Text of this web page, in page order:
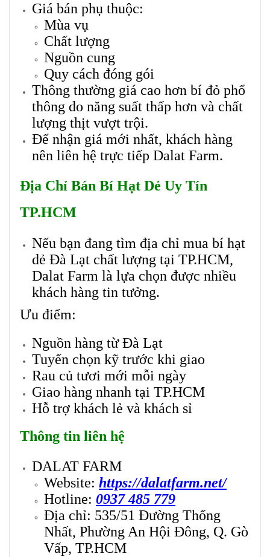
Giá bán phụ thuộc:
Mùa vụ
Chất lượng
Nguồn cung
Quy cách đóng gói
Thông thường giá cao hơn bí đỏ phổ
thông do năng suất thấp hơn và chất
lượng thịt vượt trội.
Để nhận giá mới nhất, khách hàng
nên liên hệ trực tiếp Dalat Farm.
Địa Chỉ Bán Bí Hạt Dẻ Uy Tín
TP.HCM
Nếu bạn đang tìm địa chỉ mua bí hạt
dẻ Đà Lạt chất lượng tại TP.HCM,
Dalat Farm là lựa chọn được nhiều
khách hàng tin tưởng.
Ưu điểm:
Nguồn hàng từ Đà Lạt
Tuyển chọn kỹ trước khi giao
Rau củ tươi mới mỗi ngày
Giao hàng nhanh tại TP.HCM
Hỗ trợ khách lẻ và khách sỉ
Thông tin liên hệ
DALAT FARM
Website: https://dalatfarm.net/
Hotline: 0937 485 779
Địa chỉ: 535/51 Đường Thống
Nhất, Phường An Hội Đông, Q. Gò
Vấp, TP.HCM